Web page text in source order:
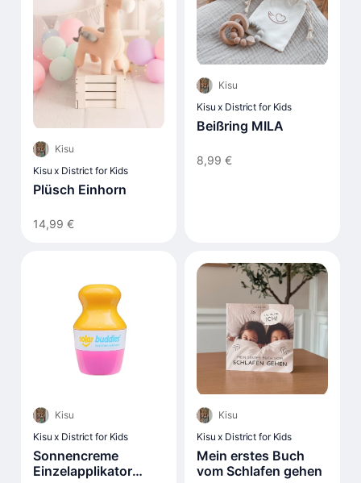
Kisu
Kisu x District for Kids
Plüsch Einhorn
14,99 €
Kisu
Kisu x District for Kids
Beißring MILA
8,99 €
Kisu
Kisu x District for Kids
Sonnencreme
Einzelapplikator
Kisu
Kisu x District for Kids
Mein erstes Buch
vom Schlafen gehen